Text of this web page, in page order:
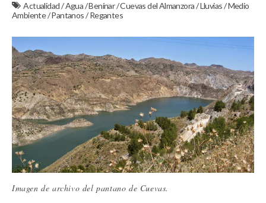
Actualidad/Agua/Benínar/Cuevas del Almanzora/Lluvias/Medio
Ambiente/Pantanos/Regantes
Imagen de archivo del pantano de Cuevas.